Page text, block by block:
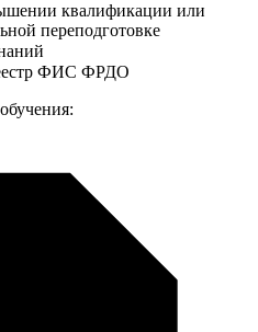
квалификации или
переподготовке
ФИС ФРДО